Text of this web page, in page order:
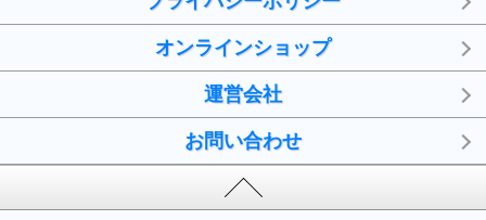
オンラインショップ
運営会社
お問い合わせ